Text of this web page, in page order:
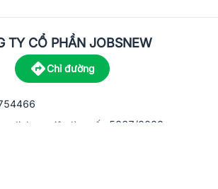
TY CỔ PHẦN JOBSNEW
Chỉ đường
dịch vụ việc làm số:
5867/2023